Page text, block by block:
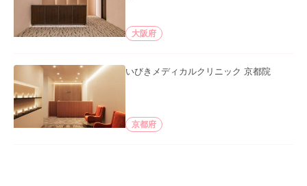
大阪府
いびきメディカルクリニック 京都院
京都府